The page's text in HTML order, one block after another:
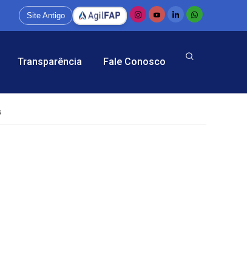
Site Antigo
Transparência Fale Conosco